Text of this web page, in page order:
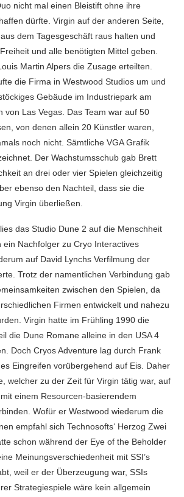
nicht mal einen Bleistift ohne ihre
dürfte. Virgin auf der anderen Seite,
dem Tagesgeschäft raus halten und
und alle benötigten Mittel geben.
Martin Alpers die Zusage erteilten.
die Firma in Westwood Studios um und
Gebäude im Industriepark am
von Las Vegas. Das Team war auf 50
von denen allein 20 Künstler waren,
noch nicht. Sämtliche VGA Grafik
Der Wachstumsschub gab Brett
an drei oder vier Spielen gleichzeitig
ebenso den Nachteil, dass sie die
Virgin überließen.
das Studio Dune 2 auf die Menschheit
ein Nachfolger zu Cryo Interactives
auf David Lynchs Verfilmung der
Trotz der namentlichen Verbindung gab
zwischen den Spielen, da
Firmen entwickelt und nahezu
Virgin hatte im Frühling 1990 die
die Dune Romane alleine in den USA 4
Doch Cryos Adventure lag durch Frank
Eingreifen vorübergehend auf Eis. Daher
welcher zu der Zeit für Virgin tätig war, auf
einem Resourcen-basierendem
Wofür er Westwood wiederum die
empfahl sich Technosofts‘ Herzog Zwei
schon während der Eye of the Beholder
Meinungsverschiedenheit mit SSI’s
weil er der Überzeugung war, SSIs
Strategiespiele wäre kein allgemein